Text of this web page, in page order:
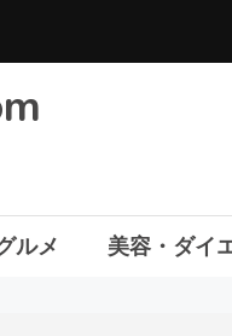
ルメ 美容・ダイ